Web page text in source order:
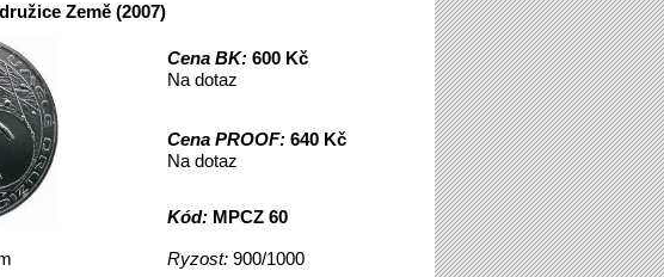
Země (2007)
Cena BK: 600 Kč
Na dotaz
Cena PROOF: 640 Kč
Na dotaz
Kód: MPCZ 60
Ryzost: 900/1000